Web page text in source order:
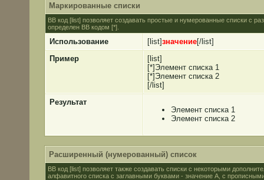
Маркированные списки
BB код [list] позволяет создавать простые и нумерованные списки с
определен BB кодом [*].
Использование [list]значение[/list]
Пример
[list]
[*]Элемент списка 1
[*]Элемент списка 2
[/list]
Результат
Элемент списка 1
Элемент списка 2
Расширенный (нумерованный) список
BB код [list] позволяет также создавать списки с некоторыми
алфавитного списка с заглавными буквами - значение A, с